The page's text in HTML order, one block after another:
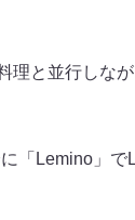
理と並行しな
「Lemino」で